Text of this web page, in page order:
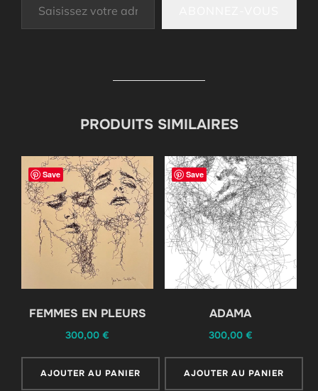
PRODUITS SIMILAIRES
Save
FEMMES EN PLEURS
300,00€
AJOUTER AU PANIER
Save
ADAMA
300,00 €
AJOUTER AU PANIER